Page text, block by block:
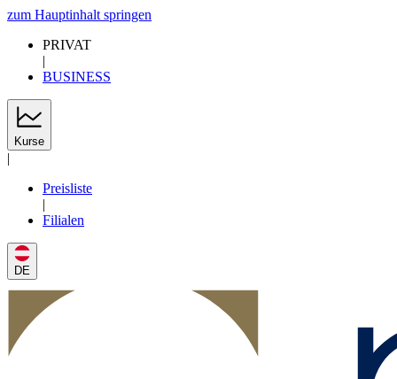
zum Hauptinhalt springen
PRIVAT
|
BUSINESS
Kurse
|
Preisliste
|
Filialen
DE